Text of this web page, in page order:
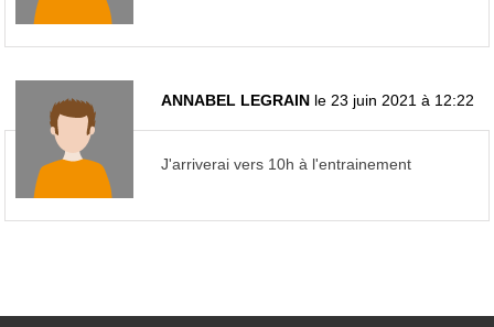
ANNABEL LEGRAIN le 23 juin 2021 à 12:22
J'arriverai vers 10h à l'entrainement